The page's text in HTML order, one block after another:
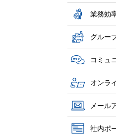
業務効
グルー
コミュ
オンラ
メール
社内ポ